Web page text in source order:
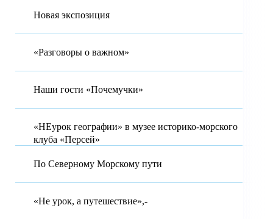
Новая экспозиция
«Разговоры о важном»
Наши гости «Почемучки»
«НЕурок географии» в музее историко-морского
клуба «Персей»
По Северному Морскому пути
«Не урок, а путешествие»,-